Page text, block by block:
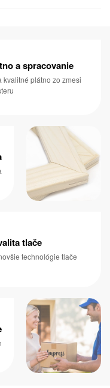
a spracovanie
kvalitné plátno zo zmesi
tlače
technológie tlače